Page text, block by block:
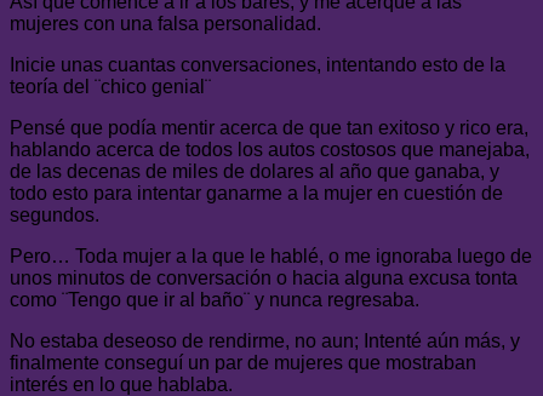
mujeres con una falsa personalidad.
Inicie unas cuantas conversaciones, intentando esto de la
teoría del ¨chico genial¨
Pensé que podía mentir acerca de que tan exitoso y rico era,
hablando acerca de todos los autos costosos que manejaba,
de las decenas de miles de dolares al año que ganaba, y
todo esto para intentar ganarme a la mujer en cuestión de
segundos.
Pero… Toda mujer a la que le hablé, o me ignoraba luego de
unos minutos de conversación o hacia alguna excusa tonta
como ¨Tengo que ir al baño¨ y nunca regresaba.
No estaba deseoso de rendirme, no aun; Intenté aún más, y
finalmente conseguí un par de mujeres que mostraban
interés en lo que hablaba.